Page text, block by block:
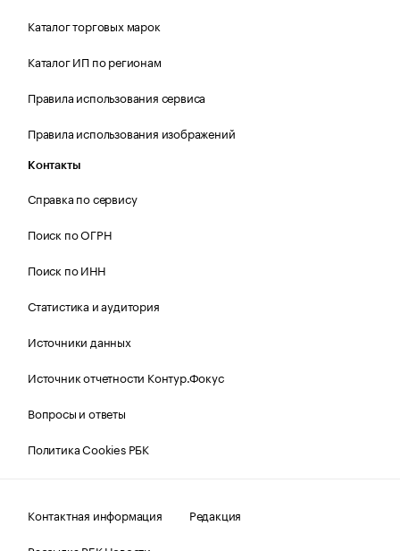
Каталог торговых марок
Каталог ИП по регионам
Правила использования сервиса
Правила использования изображений
Контакты
Справка по сервису
Поиск по ОГРН
Поиск по ИНН
Статистика и аудитория
Источники данных
Источник отчетности Контур.Фокус
Вопросы и ответы
Политика Cookies РБК
Контактная информация
Редакция